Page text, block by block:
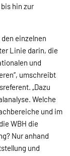
hin zur
einzelnen
Linie darin, die
und
umschreibt
„Dazu
Welche
und im
WBH die
Nur anhand
und